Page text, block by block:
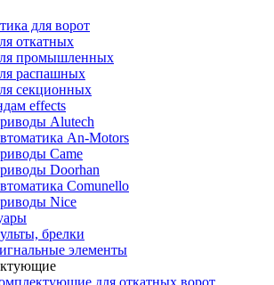
для ворот
откатных
промышленных
распашных
секционных
effects
Alutech
An-Motors
Came
Doorhan
Comunello
Nice
брелки
элементы
для откатных ворот